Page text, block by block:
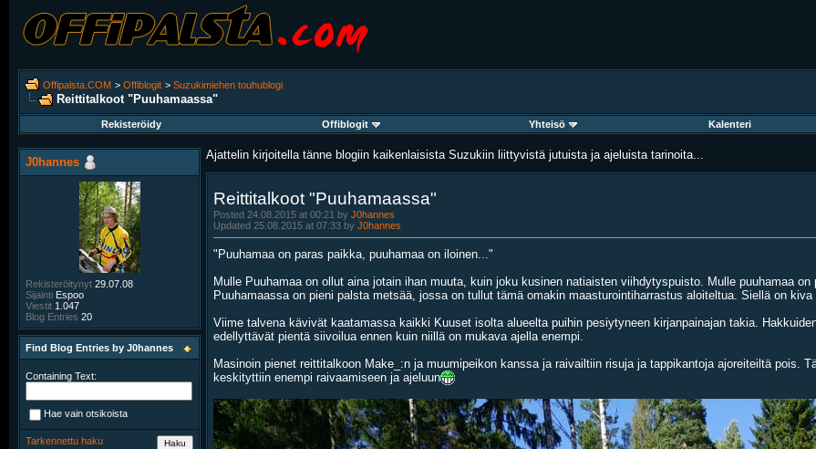
Offipalsta.COM > Offiblogit > Suzukimiehen touhublogi
Reittitalkoot "Puuhamaassa"
Rekisteröidy
Offiblogit Yhteisö Kalenteri
Ajattelin kirjoitella tänne blogiin kaikenlaisista Suzukiin liittyvistä jutuista ja ajeluista tarinoita...
Reittitalkoot "Puuhamaassa"
Posted 24.08.2015 at 00:21 by J0hannes
Updated 25.08.2015 at 07:33 by J0hannes
"Puuhamaa on paras paikka, puuhamaa on iloinen..."
Mulle Puuhamaa on ollut aina jotain ihan muuta, kuin joku kusinen natiaisten viihdytyspuisto. Mulle puuhamaa
Puuhamaassa on pieni palsta metsää, jossa on tullut tämä omakin maasturointiharrastus aloiteltua. Siellä on
Viime talvena kävivät kaatamassa kaikki Kuuset isolta alueelta puihin pesiytyneen kirjanpainajan takia.
edellyttävät pientä siivoilua ennen kuin niillä on mukava ajella enempi.
Masinoin pienet reittitalkoon Make_:n ja muumipeikon kanssa ja raivailtiin risuja ja tappikantoja ajoreiteiltä pois.
keskityttiin enempi raivaamiseen ja ajeluun
J0hannes
Rekisteröitynyt 29.07.08
Sijainti Espoo
Viestit 1.047
Blog Entries 20
Find Blog Entries by J0hannes
Containing Text:
Hae vain otsikoista
Tarkennettu haku